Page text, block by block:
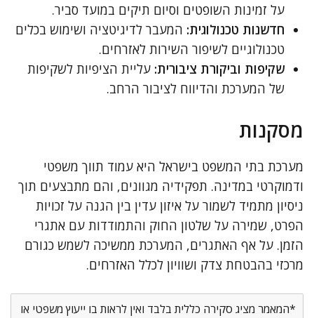
על זמינות השופטים וסיום תיקים במועד סביר.
חדשנות טכנולוגית: המעבר לדיגיטציה ושימוש בכלים
טכנולוגיים לשיפור השירות לאזרחים.
שקיפות וביקורת ציבורית: עליית הציפיות לשקיפות
של המערכת והדיווח לציבור הרחב.
מסקנות
מערכת בתי המשפט בישראל היא עמוד תווך משפטי
ודמוקרטי במדינה. תפקידיה מגוונים, והם מתבצעים תוך
ניסיון מתמיד לשמור על איזון עדין בין הגנה על זכויות
הפרט, שמירה על שלטון החוק והתמודדות עם אתגרי
הזמן. על אף האתגרים, המערכת ממשיכה לשמש כגורם
מרכזי בהבטחת צדק ושוויון לכלל האזרחים.
*המאמר מציג סקירה כללית בלבד ואין לראות בו ייעוץ משפטי או